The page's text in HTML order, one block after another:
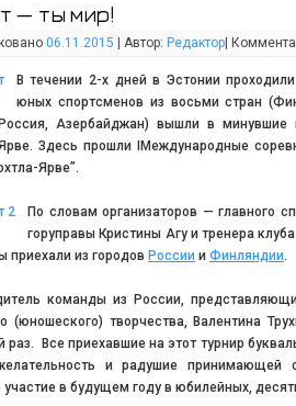
— ты мир!
06.11.2015 Автор: Редактор|
В течении 2-х дней в Эстонии
юных спортсменов из восьми стран
Азербайджан) вышли в минувшие
Здесь прошли IМеждународные
Ярве”.
По словам организаторов — главного
горуправы Кристины Агу и тренера
приехали из городов России и Финляндии.
команды из России,
(юношеского) творчества, Валентина
раз. Все приехавшие на этот турнир
и радушие принимающей
участие в будущем году в юбилейных,